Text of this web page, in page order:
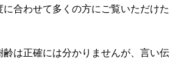
合わせて多くの方にご覧いただけた
は正確には分かりませんが、言い伝